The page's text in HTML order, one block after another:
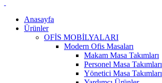
Anasayfa
Ürünler
OFİS MOBİLYALARI
Modern Ofis Masaları
Makam Masa Takımları
Personel Masa Takımları
Yönetici Masa Takımları